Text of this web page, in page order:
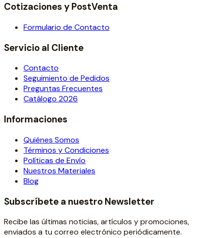
Cotizaciones y PostVenta
Formulario de Contacto
Servicio al Cliente
Contacto
Seguimiento de Pedidos
Preguntas Frecuentes
Catálogo 2026
Informaciones
Quiénes Somos
Términos y Condiciones
Políticas de Envío
Nuestros Materiales
Blog
Subscríbete a nuestro Newsletter
Recibe las últimas noticias, artículos y promociones,
enviados a tu correo electrónico periódicamente.